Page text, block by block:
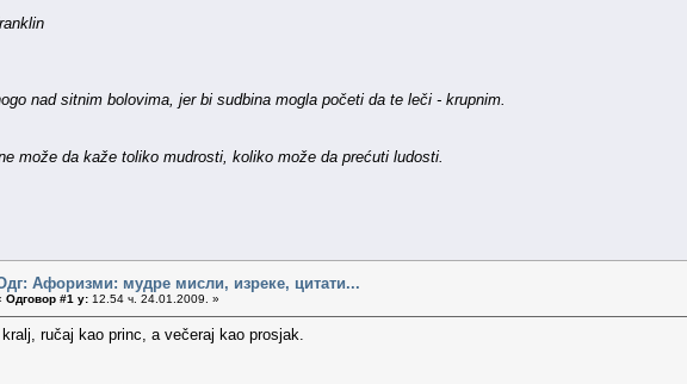
nad sitnim bolovima, jer bi sudbina mogla početi da te leči - krupnim.
može da kaže toliko mudrosti, koliko može da prećuti ludosti.
Афоризми: мудре мисли, изреке, цитати...
Одговор #1 у: 12.54 ч. 24.01.2009. »
ručaj kao princ, a večeraj kao prosjak.